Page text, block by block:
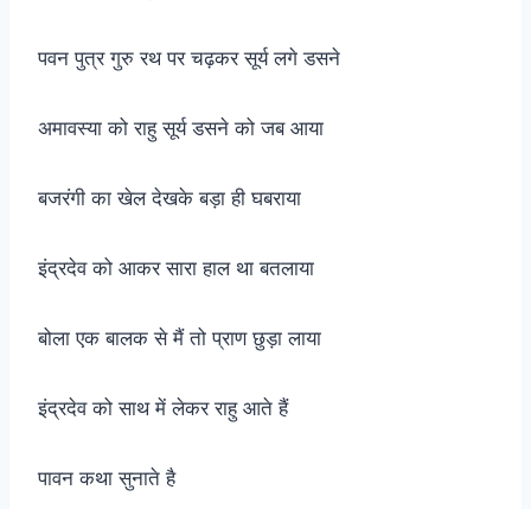
पवन पुत्र गुरु रथ पर चढ़कर सूर्य लगे डसने
अमावस्या को राहु सूर्य डसने को जब आया
बजरंगी का खेल देखके बड़ा ही घबराया
इंद्रदेव को आकर सारा हाल था बतलाया
बोला एक बालक से मैं तो प्राण छुड़ा लाया
इंद्रदेव को साथ में लेकर राहु आते हैं
पावन कथा सुनाते है